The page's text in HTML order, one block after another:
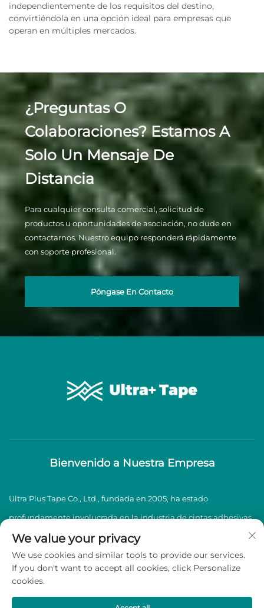
independientemente de los requisitos del destino,
convirtiéndola en una opción ideal para empresas que
operan en múltiples mercados.
¿Preguntas O
Colaboraciones? Estamos A
Solo Un Mensaje De
Distancia
Para cualquier consulta comercial, solicitud de
productos u oportunidades de asociación, no dude en
contactarnos. Nuestro equipo responderá rápidamente
con soporte profesional.
Póngase En Contacto
Bienvenido a Nuestra Empresa
Ultra Plus Tape Co., Ltd., fundada en 2005, ha estado
profundamente involucrada en la industria de cintas adhesivas
BOPP durante casi dos décadas, especializándose en la
producción y venta de cintas adhesivas BOPP de alta calidad.
derechos reservados - Política de privacidad
We value your privacy
We use cookies and similar tools to provide our services.
If you don't want to accept all cookies, click Personalize
cookies.